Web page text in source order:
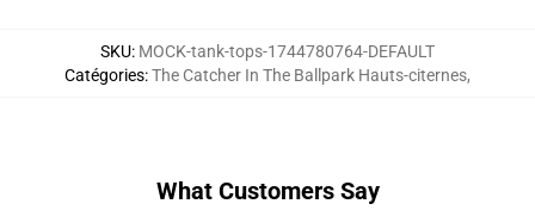
SKU: MOCK-tank-tops-1744780764-DEFAULT
Catégories:The Catcher In The Ballpark Hauts-citernes,
What Customers Say